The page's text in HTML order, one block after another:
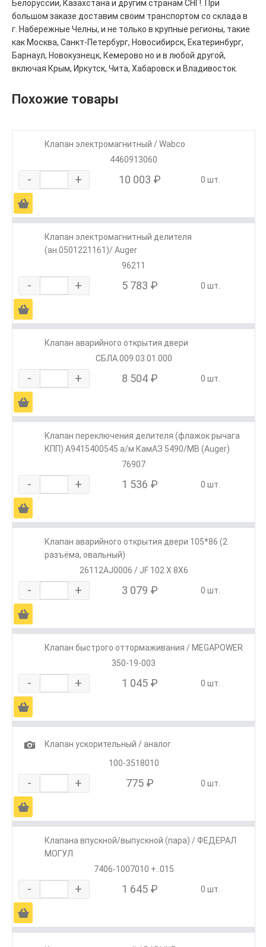
Белоруссии, Казахстана и другим странам СНГ!. При
большом заказе доставим своим транспортом со склада в
г. Набережные Челны, и не только в крупные регионы, такие
как Москва, Санкт-Петербург, Новосибирск, Екатеринбург,
Барнаул, Новокузнецк, Кемерово но и в любой другой,
включая Крым, Иркутск, Чита, Хабаровск и Владивосток.
Похожие товары
Клапан электромагнитный / Wabco
4460913060
- + 10 003 ₽ 0 шт.
Ä
Клапан электромагнитный делителя
(ан.0501221161)/ Auger
96211
- + 5 783 ₽ 0 шт.
Ä
Клапан аварийного открытия двери
СБЛА.009.03.01.000
- + 8 504 ₽ 0 шт.
Ä
Клапан переключения делителя (флажок рычага
КПП) A9415400545 а/м КамАЗ 5490/МВ (Auger)
76907
- + 1 536 ₽ 0 шт.
Ä
Клапан аварийного открытия двери 105*86 (2
разъёма, овальный)
26112AJ0006 / JF 102 X 8X6
- + 3 079 ₽ 0 шт.
Ä
Клапан быстрого оттормаживания / MEGAPOWER
350-19-003
- + 1 045 ₽ 0 шт.
Ä
1
Клапан ускорительный / аналог
100-3518010
- + 775 ₽ 0 шт.
Ä
Клапана впускной/выпускной (пара) / ФЕДЕРАЛ
МОГУЛ
7406-1007010 +..015
- + 1 645 ₽ 0 шт.
Ä